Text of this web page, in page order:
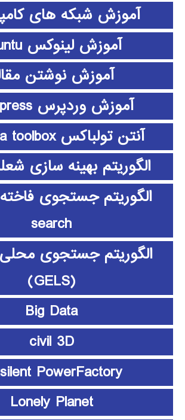
آموزش شبکه های
آموزش لینوکس ubuntu
آموزش نوشتن
آموزش وردپرس wordpress
آنتن تولباکس antenna toolbox
الگوریتم بهینه سازی
search
الگوریتم جستجوی
(GELS)
Big Data
civil 3D
PowerFactory
Lonely Planet